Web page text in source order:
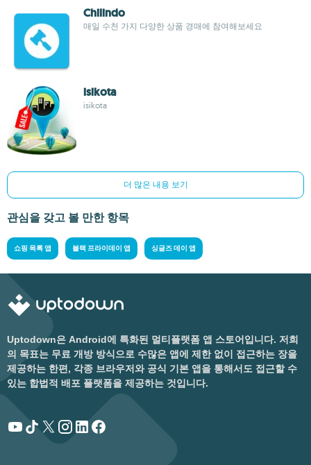
Chilindo
매일 수천 가지 다양한 상품 경매에 참여해보세요
isikota
isikota
더 많은 내용 보기
관심을 갖고 볼 만한 항목
쇼핑 목록 앱 블랙 프라이데이 앱 싱글즈 데이 앱
Uptodown은 Android에 특화된 멀티플랫폼 앱 스토어입니다. 저희
의 목표는 무료 개방 방식으로 수많은 앱에 제한 없이 접근하는 장을
제공하는 한편, 각종 브라우저와 공식 기본 앱을 통해서도 접근할 수
있는 합법적 배포 플랫폼을 제공하는 것입니다.